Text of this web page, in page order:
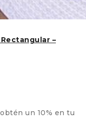
–
un 10% en tu